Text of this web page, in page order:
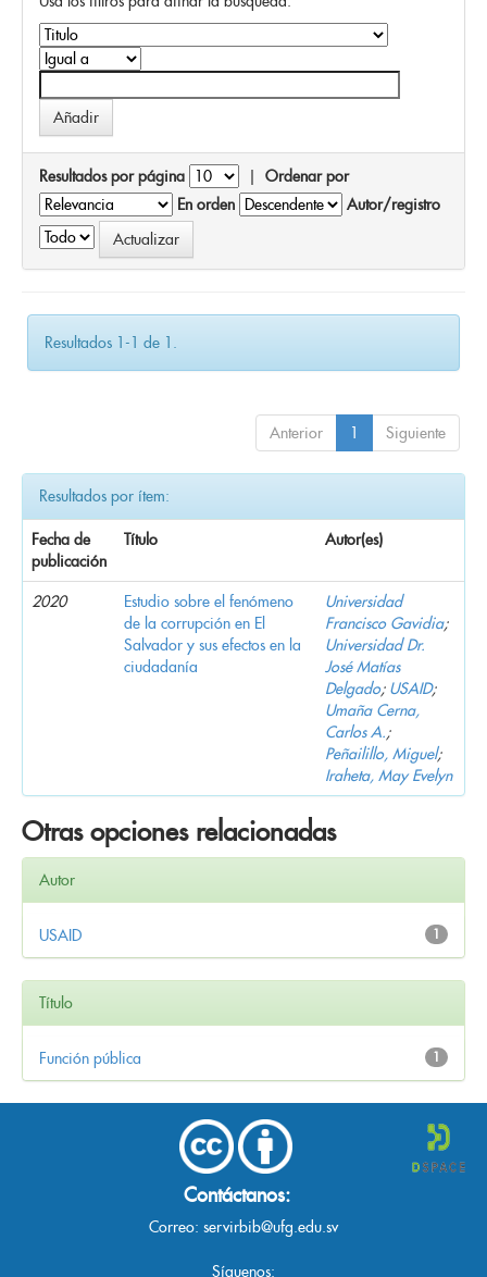
Resultados por página | Ordenar por
En orden
Autor/registro
Resultados 1-1 de 1.
Anterior 1 Siguiente
Resultados por ítem:
Fecha de
publicación
Título Autor(es)
2020
Estudio sobre el fenómeno
de la corrupción en El
Salvador y sus efectos en la
ciudadanía
Universidad
Francisco Gavidia;
Universidad Dr.
José Matías
Delgado; USAID;
Umaña Cerna,
Carlos A.;
Peñailillo, Miguel;
Iraheta, May Evelyn
Otras opciones relacionadas
Autor
1
USAID
Título
1
Función pública
Contáctanos:
Correo: servirbib@ufg.edu.sv
Síguenos: